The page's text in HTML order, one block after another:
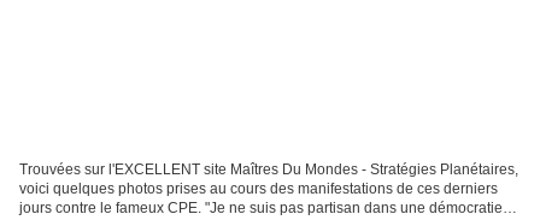
Trouvées sur l'EXCELLENT site Maîtres Du Mondes - Stratégies Planétaires,
voici quelques photos prises au cours des manifestations de ces derniers
jours contre le fameux CPE. "Je ne suis pas partisan dans une démocratie